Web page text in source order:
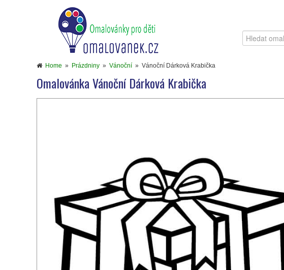
Home » Prázdniny » Vánoční » Vánoční Dárková Krabička
Omalovánka Vánoční Dárková Krabička